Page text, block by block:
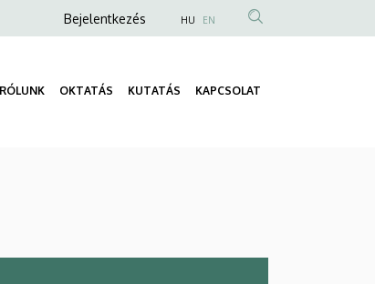
Anonim
menüje
Bejelentkezés HU EN
RÓLUNK OKTATÁS KUTATÁS KAPCSOLAT